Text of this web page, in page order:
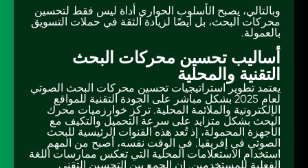
وبالتالي، يصبح الأسلوب الحواري أداة ليس فقط لتحسين
محركات البحث، بل أيضًا لزيادة الثقة في حملات التسويق
بالعمولة.
أساليب تحسين محركات البحث
التقنية والمحلية
يعتمد تطوير استراتيجيات تحسين محركات البحث الصوتي
لعام 2025 بشكل مباشر على الجودة التقنية للمواقع
الإلكترونية والملائمة المحلية. تركز خوارزميات محرك
البحث بشكل متزايد على سرعة التحميل والتكيف مع
الأجهزة المحمولة، إذ تُعد هذه القنوات الرئيسية للبحث
الصوتي في إفريقيا. في الوقت نفسه، أصبح من المهم
استخدام الاستعلامات المحلية التي تعكس ممارسات اللغة
الفعلية للمستخدمين. إن الجمع بين التحسين التقني